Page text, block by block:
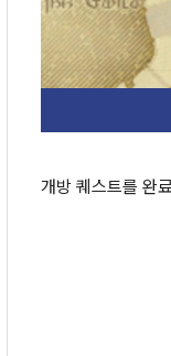
개방 퀘스트를 완